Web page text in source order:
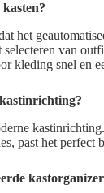
het
van
kleding snel en
past het perfect